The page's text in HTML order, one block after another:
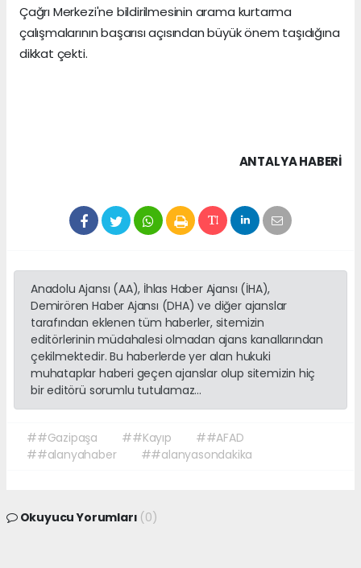
Çağrı Merkezi'ne bildirilmesinin arama kurtarma
çalışmalarının başarısı açısından büyük önem taşıdığına
dikkat çekti.
ANTALYA HABERİ
Anadolu Ajansı (AA), İhlas Haber Ajansı (İHA),
Demirören Haber Ajansı (DHA) ve diğer ajanslar
tarafından eklenen tüm haberler, sitemizin
editörlerinin müdahalesi olmadan ajans kanallarından
çekilmektedir. Bu haberlerde yer alan hukuki
muhataplar haberi geçen ajanslar olup sitemizin hiç
bir editörü sorumlu tutulamaz...
##Gazipaşa ##Kayıp
##AFAD
##alanyahaber
##alanyasondakika
Okuyucu Yorumları (0)